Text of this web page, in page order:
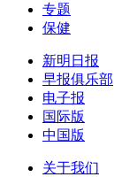
专题
保健
新明日报
早报俱乐部
电子报
国际版
中国版
关于我们